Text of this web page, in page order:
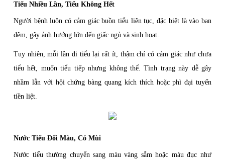
Tiểu Nhiều Lần, Tiểu Không Hết
Người bệnh luôn có cảm giác buồn tiểu liên tục, đặc biệt là vào ban
đêm, gây ảnh hưởng lớn đến giấc ngủ và sinh hoạt.
Tuy nhiên, mỗi lần đi tiểu lại rất ít, thậm chí có cảm giác như chưa
tiểu hết, muốn tiểu tiếp nhưng không thể. Tình trạng này dễ gây
nhầm lẫn với hội chứng bàng quang kích thích hoặc phì đại tuyến
tiền liệt.
Nước Tiểu Đổi Màu, Có Mùi
Nước tiểu thường chuyển sang màu vàng sẫm hoặc màu đục như